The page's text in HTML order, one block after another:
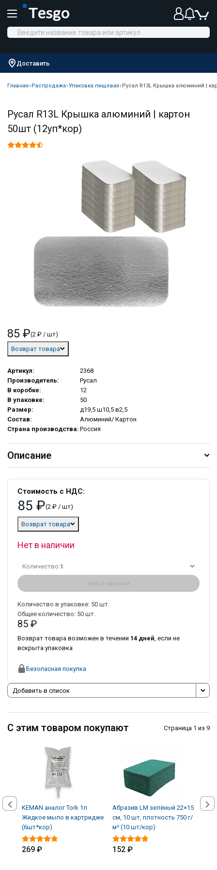
Доставить
Главная Распродажа Упаковка пищевая Русал R13L Крышка алюминий |
Русал R13L Крышка алюминий | картон
50шт (12уп*кор)
85 ₽(2 ₽ / шт)
Возврат товара
Артикул:
2368
Производитель:
Русал
В коробке:
12
В упаковке:
50
Размер:
д19,5 ш10,5 в2,5
Состав:
Алюминий/ Картон
Страна производства: Россия
Описание
Стоимость с НДС:
85 ₽(2 ₽ / шт)
Возврат товара
Нет в наличии
Количество:1
Нет в наличии
Количество в упаковке: 50 шт.
Общее количество: 50 шт.
85 ₽
Возврат товара возможен в течении 14 дней , если не
вскрыта упаковка
Безопасная покупка
Добавить в список
С этим товаром покупают Страница 1 из 9
KEMAN аналог Tork 1л
Жидкое мыло в картридже
(6шт*кор)
269 ₽
Абразив LM зелёный 22×15
см, 10 шт, плотность 750 г/
м² (10 шт/кор)
152 ₽